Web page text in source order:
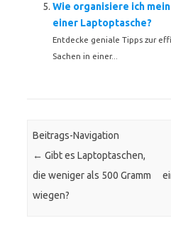
Wie organisiere ich
einer Laptoptasche?
Entdecke geniale Tipps zur
Sachen in einer...
Beitrags-Navigation
← Gibt es Laptoptaschen,
die weniger als 500 Gramm
wiegen?